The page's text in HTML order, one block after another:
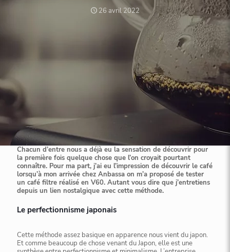
26 avril 2022
Chacun d’entre nous a déjà eu la sensation de découvrir pour
la première fois quelque chose que l’on croyait pourtant
connaître. Pour ma part, j’ai eu l’impression de découvrir le café
lorsqu’à mon arrivée chez Anbassa on m’a proposé de tester
un café filtre réalisé en V60. Autant vous dire que j’entretiens
depuis un lien nostalgique avec cette méthode.
Le perfectionnisme japonais
Cette méthode assez basique en apparence nous vient du japon.
Et comme beaucoup de chose venant du Japon, elle est une